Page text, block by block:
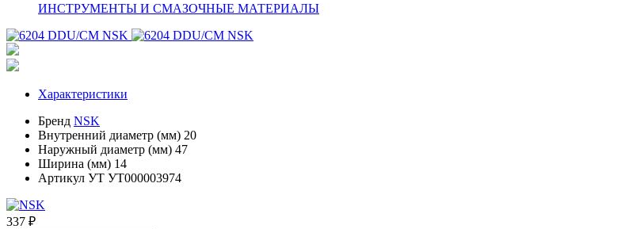
ИНСТРУМЕНТЫ И СМАЗОЧНЫЕ МАТЕРИАЛЫ
Характеристики
Бренд NSK
Внутренний диаметр (мм) 20
Наружный диаметр (мм) 47
Ширина (мм) 14
Артикул УТ УТ000003974
337 ₽